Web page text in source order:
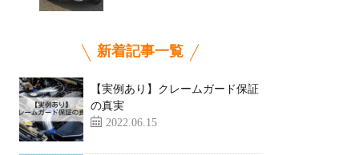
新着記事一覧
【実例あり】クレームガード保証
の真実
2022.06.15